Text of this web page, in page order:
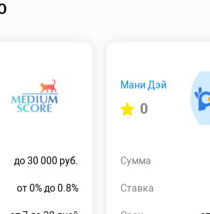
до 30 000 руб.
от 0% до 0.8%
Мани Дэй
0
Сумма
Ставка